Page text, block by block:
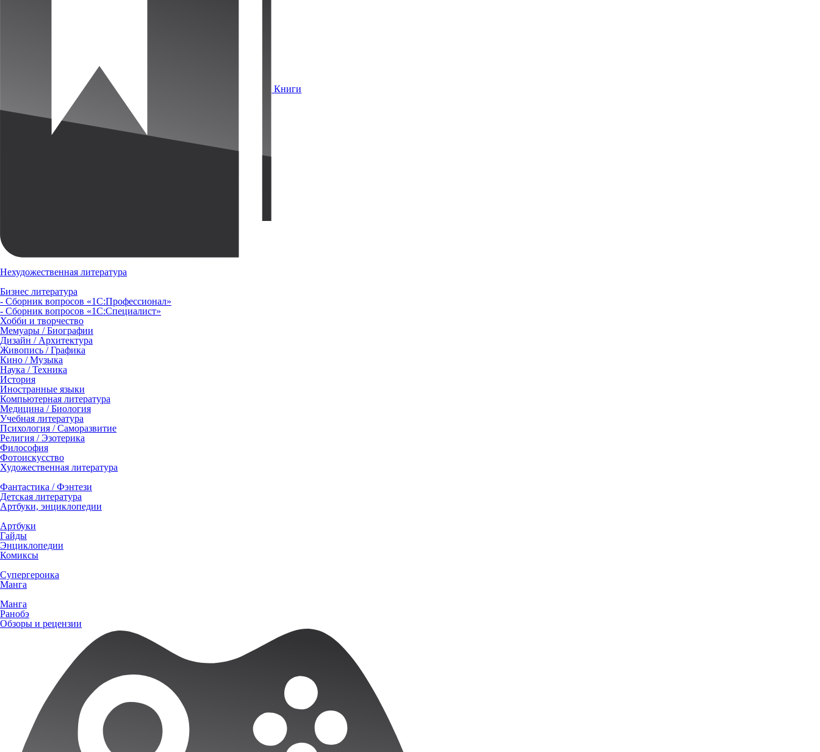
Книги
Нехудожественная литература
Бизнес литература
- Сборник вопросов «1С:Профессионал»
- Сборник вопросов «1С:Специалист»
Хобби и творчество
Мемуары / Биографии
Дизайн / Архитектура
Живопись / Графика
Кино / Музыка
Наука / Техника
История
Иностранные языки
Компьютерная литература
Медицина / Биология
Учебная литература
Психология / Саморазвитие
Религия / Эзотерика
Философия
Фотоискусство
Художественная литература
Фантастика / Фэнтези
Детская литература
Артбуки, энциклопедии
Артбуки
Гайды
Энциклопедии
Комиксы
Супергероика
Манга
Манга
Ранобэ
Обзоры и рецензии